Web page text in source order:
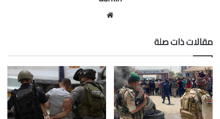
مقالات ذات صلة